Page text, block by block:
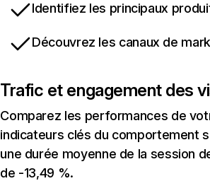
Identifiez les principaux
Découvrez les canaux de
Trafic et engagement des
Comparez les performances de
indicateurs clés du comportement
une durée moyenne de la session
de -13,49 %.